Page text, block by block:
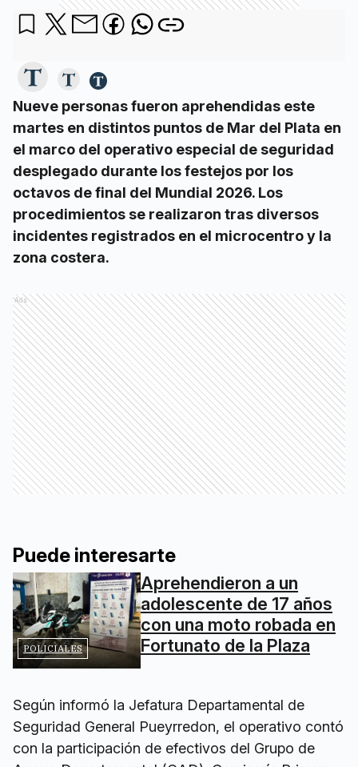
Nueve personas fueron aprehendidas este
martes en distintos puntos de Mar del Plata en
el marco del operativo especial de seguridad
desplegado durante los festejos por los
octavos de final del Mundial 2026. Los
procedimientos se realizaron tras diversos
incidentes registrados en el microcentro y la
zona costera.
Ads
Puede interesarte
POLICIALES
Aprehendieron a un
adolescente de 17 años
con una moto robada en
Fortunato de la Plaza
Según informó la Jefatura Departamental de
Seguridad General Pueyrredon, el operativo contó
con la participación de efectivos del Grupo de